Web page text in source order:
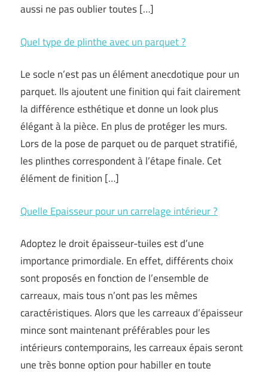
aussi ne pas oublier toutes […]
Quel type de plinthe avec un parquet ?
Le socle n’est pas un élément anecdotique pour un
parquet. Ils ajoutent une finition qui fait clairement
la différence esthétique et donne un look plus
élégant à la pièce. En plus de protéger les murs.
Lors de la pose de parquet ou de parquet stratifié,
les plinthes correspondent à l’étape finale. Cet
élément de finition […]
Quelle Epaisseur pour un carrelage intérieur ?
Adoptez le droit épaisseur-tuiles est d’une
importance primordiale. En effet, différents choix
sont proposés en fonction de l’ensemble de
carreaux, mais tous n’ont pas les mêmes
caractéristiques. Alors que les carreaux d’épaisseur
mince sont maintenant préférables pour les
intérieurs contemporains, les carreaux épais seront
une très bonne option pour habiller en toute